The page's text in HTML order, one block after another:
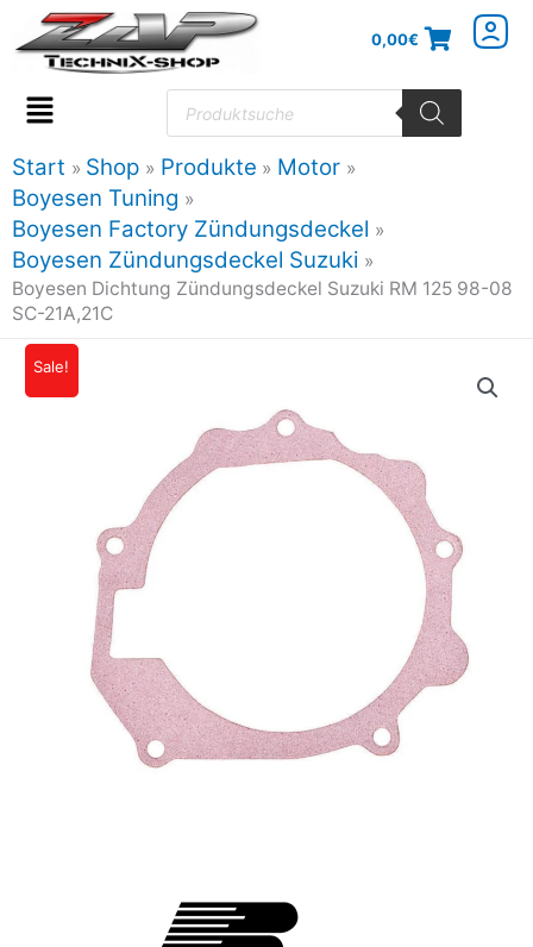
Inhalt
springen
0,00€
Flyout
Menu
Products
search
Start Shop Produkte
Motor
Boyesen Tuning
Boyesen Factory Zündungsdeckel
Boyesen Zündungsdeckel Suzuki
Boyesen Dichtung Zündungsdeckel Suzuki RM 125 98-08
SC-21A,21C
Sale!
war:
8,00€
ist:
7,20€.
Boyesen
Dichtung